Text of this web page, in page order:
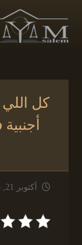
كل اللي
أكتوبر 21, 2025